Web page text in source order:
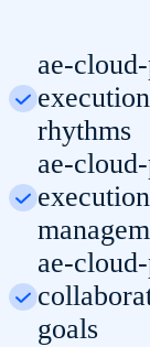
ae-
rhythms
ae-
ae-
goals